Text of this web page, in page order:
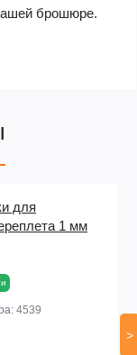
брошюре.
для
1 мм
4539
>